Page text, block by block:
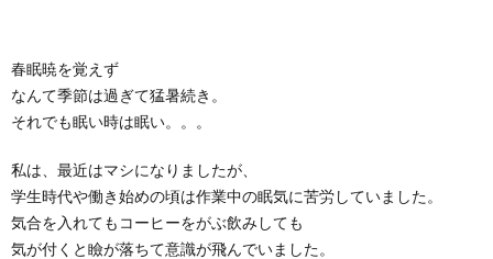
春眠暁を覚えず
なんて季節は過ぎて猛暑続き。
それでも眠い時は眠い。。。
私は、最近はマシになりましたが、
学生時代や働き始めの頃は作業中の眠気に苦労していました。
気合を入れてもコーヒーをがぶ飲みしても
気が付くと瞼が落ちて意識が飛んでいました。